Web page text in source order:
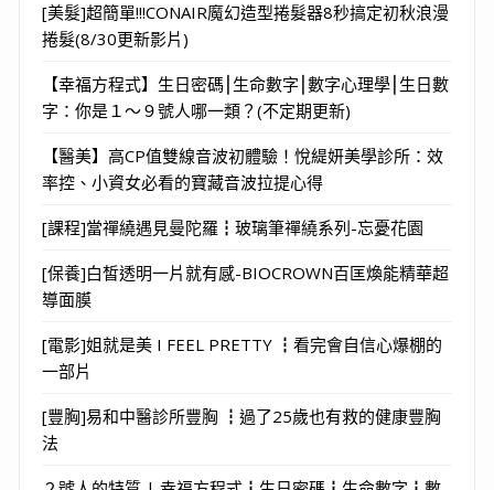
[美髮]超簡單!!!CONAIR魔幻造型捲髮器8秒搞定初秋浪漫
捲髮(8/30更新影片)
【幸福方程式】生日密碼⎮生命數字⎮數字心理學⎮生日數
字：你是１～９號人哪一類？(不定期更新)
【醫美】高CP值雙線音波初體驗！悅緹妍美學診所：效
率控、小資女必看的寶藏音波拉提心得
[課程]當禪繞遇見曼陀羅┇玻璃筆禪繞系列-忘憂花園
[保養]白皙透明一片就有感-BIOCROWN百匡煥能精華超
導面膜
[電影]姐就是美 I FEEL PRETTY ┇看完會自信心爆棚的
一部片
[豐胸]易和中醫診所豐胸 ┇過了25歲也有救的健康豐胸
法